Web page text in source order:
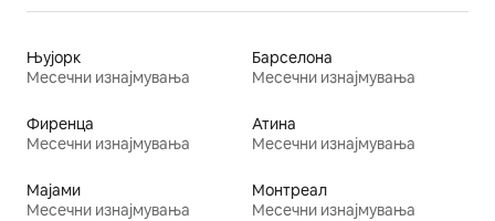
Њујорк
Месечни изнајмувања
Барселона
Месечни изнајмувања
Фиренца
Месечни изнајмувања
Атина
Месечни изнајмувања
Мајами
Месечни изнајмувања
Монтреал
Месечни изнајмувања